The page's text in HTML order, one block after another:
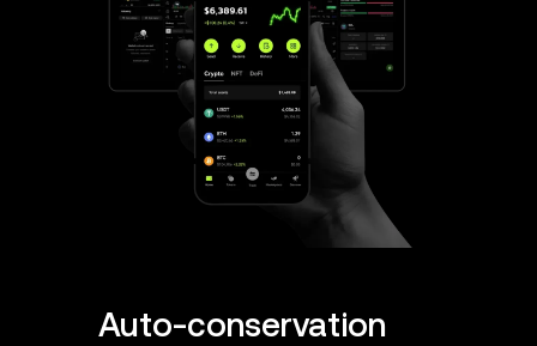
Auto-conservation